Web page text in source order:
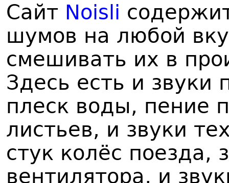
Сайт Noisli
шумов на любой
смешивать их в
Здесь есть и
плеск воды, пение
листьев, и звуки
стук колёс поезда,
вентилятора, и